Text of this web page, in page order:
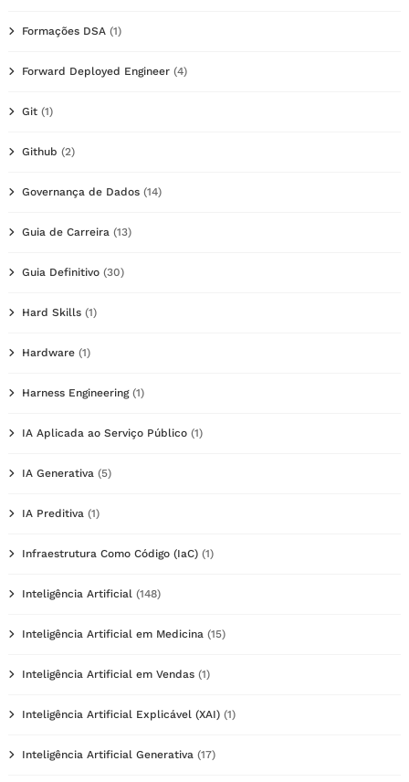
Formações DSA (1)
Forward Deployed Engineer (4)
Git (1)
Github (2)
Governança de Dados (14)
Guia de Carreira (13)
Guia Definitivo (30)
Hard Skills (1)
Hardware (1)
Harness Engineering(1)
IA Aplicada ao Serviço Público (1)
IA Generativa (5)
IA Preditiva (1)
Infraestrutura Como Código (IaC) (1)
Inteligência Artificial (148)
Inteligência Artificial em Medicina (15)
Inteligência Artificial em Vendas (1)
Inteligência Artificial Explicável (XAI) (1)
Inteligência Artificial Generativa (17)